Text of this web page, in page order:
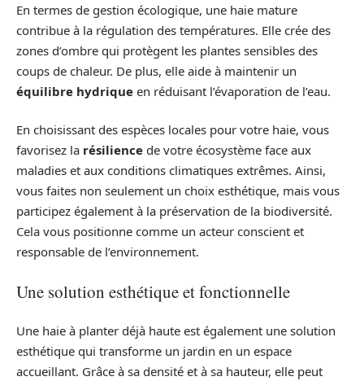
En termes de gestion écologique, une haie mature
contribue à la régulation des températures. Elle crée des
zones d’ombre qui protègent les plantes sensibles des
coups de chaleur. De plus, elle aide à maintenir un
équilibre hydrique en réduisant l’évaporation de l’eau.
En choisissant des espèces locales pour votre haie, vous
favorisez la résilience de votre écosystème face aux
maladies et aux conditions climatiques extrêmes. Ainsi,
vous faites non seulement un choix esthétique, mais vous
participez également à la préservation de la biodiversité.
Cela vous positionne comme un acteur conscient et
responsable de l’environnement.
Une solution esthétique et fonctionnelle
Une haie à planter déjà haute est également une solution
esthétique qui transforme un jardin en un espace
accueillant. Grâce à sa densité et à sa hauteur, elle peut